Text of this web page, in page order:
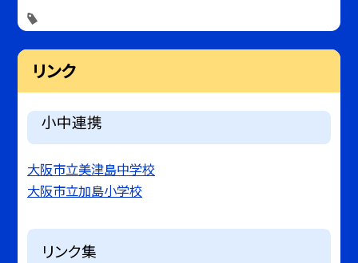
リンク
小中連携
大阪市立美津島中学校
大阪市立加島小学校
リンク集